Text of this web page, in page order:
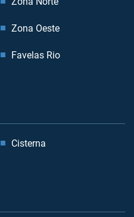
Zona Oeste
Favelas Rio
Cisterna